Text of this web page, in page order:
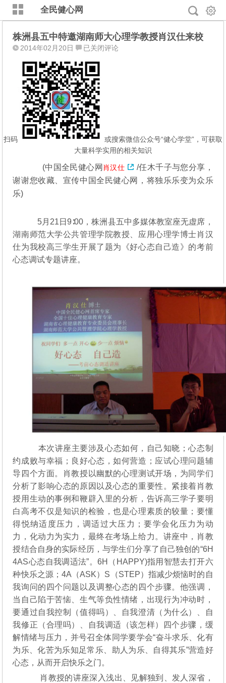
全民健心网
株洲县五中特邀湖南师大心理学教授肖汉仕来校
2014年02月20日
株
县
五
中
特
邀
湖
南
师
心
理
肖
汉
仕
已关闭评论
扫码
或搜索微信公众号“健心学堂”，可获取
大量科学实用的相关知识
(中国全民健心网 肖汉仕
/任木千子与您分享，
谢谢您收藏、宣传中国全民健心网，将独乐乐变为众乐
乐)
5月21日9∶00，株洲县五中多媒体教室座无虚席，
湖南师范大学公共管理学院教授、应用心理学博士肖汉
仕为我校高三学生开展了题为《好心态自己造》的考前
心态调试专题讲座。
本次讲座主要涉及心态如何，自己知晓；心态制
约成败与幸福；良好心态，如何营造；应试心理问题辅
导四个方面。肖教授以幽默的心理测试开场，为同学们
分析了影响心态的原因以及心态的重要性。紧接着肖教
授用生动的事例和鞭辟入里的分析，告诉高三学子要明
白高考不仅是知识的检验，也是心理素质的较量；要懂
得悦纳适度压力，调适过大压力；要学会化压力为动
力，化动力为实力，最终在考场上给力。讲座中，肖教
授结合自身的实际经历，与学生们分享了自己独创的“6H
4AS心态自我调适法”。6H（HAPPY)指用智慧去打开六
种快乐之源；4A（ASK）S（STEP）指减少烦恼时的自
我询问的四个问题以及调整心态的四个步骤。他强调，
当自己陷于苦恼、生气等负性情绪，出现行为冲动时，
要通过自我控制（值得吗）、自我澄清（为什么）、自
我修正（合理吗）、自我调适（该怎样）四个步骤，缓
解情绪与压力，并号召全体同学要学会“奋斗求乐、化有
为乐、化苦为乐知足常乐、助人为乐、自得其乐”营造好
心态，从而开启快乐之门。
肖教授的讲座深入浅出、见解独到、发人深省，